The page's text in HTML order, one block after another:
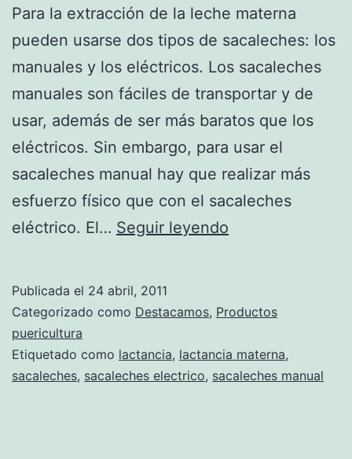
Para la extracción de la leche materna
pueden usarse dos tipos de sacaleches: los
manuales y los eléctricos. Los sacaleches
manuales son fáciles de transportar y de
usar, además de ser más baratos que los
eléctricos. Sin embargo, para usar el
sacaleches manual hay que realizar más
esfuerzo físico que con el sacaleches
eléctrico. El… Seguir leyendo
manual?
Publicada el 24 abril, 2011
Categorizado como Destacamos, Productos
puericultura
Etiquetado como lactancia, lactancia materna,
sacaleches, sacaleches electrico, sacaleches manual